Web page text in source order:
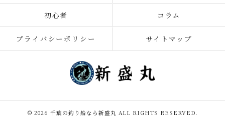
初心者 コラム
プライバシーポリシー サイトマップ
© 2026 千葉の釣り船なら新盛丸 ALL RIGHTS RESERVED.